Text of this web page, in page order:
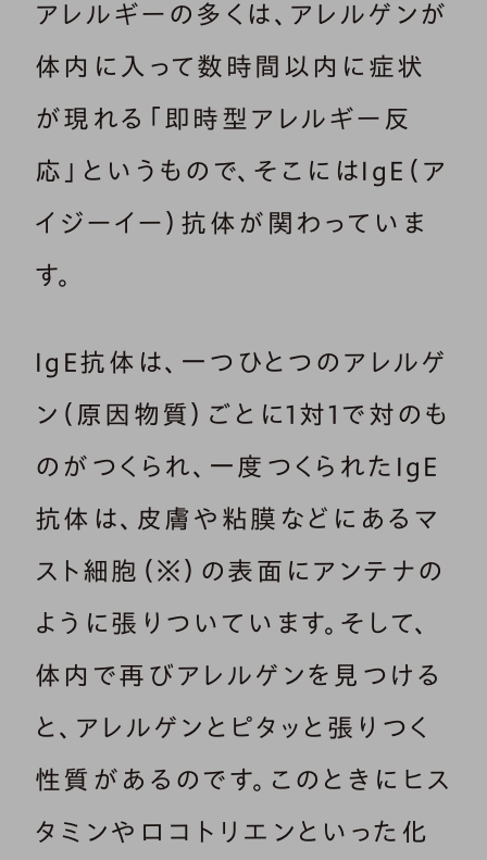
アレルギーの多くは、アレルゲンが
体内に入って数時間以内に症状
が現れる「即時型アレルギー反
応」というもので、そこにはIgE（ア
イジーイー）抗体が関わっていま
す。
IgE抗体は、一つひとつのアレルゲ
ン（原因物質）ごとに1対1で対のも
のがつくられ、一度つくられたIgE
抗体は、皮膚や粘膜などにあるマ
スト細胞（※）の表面にアンテナの
ように張りついています。そして、
体内で再びアレルゲンを見つける
と、アレルゲンとピタッと張りつく
性質があるのです。このときにヒス
タミンやロコトリエンといった化